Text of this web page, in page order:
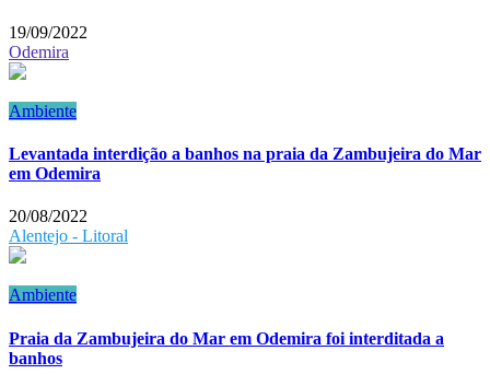
19/09/2022
Odemira
Ambiente
Levantada interdição a banhos na praia da Zambujeira do Mar
em Odemira
20/08/2022
Alentejo - Litoral
Ambiente
Praia da Zambujeira do Mar em Odemira foi interditada a
banhos